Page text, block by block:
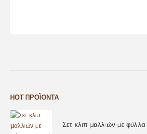
HOT ΠΡΟΪΌΝΤΑ